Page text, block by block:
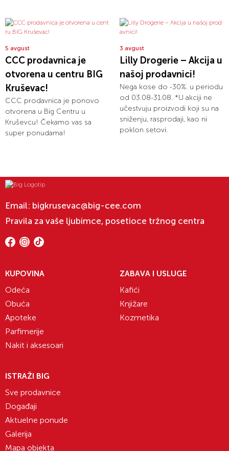
5 avgust
CCC prodavnica je
otvorena u centru BIG
Kruševac!
CCC prodavnica je ponovo
otvorena u Big Centru u
Kruševcu! Čekamo vas sa
super ponudama!
3 avgust
Lilly Drogerie – Akcija u
našoj prodavnici!
Nega kose do -30%. u periodu
od 03.08-31.08. *U akciji ne
učestvuju proizvodi koji su na
sniženju, rasprodaji, kao ni
poklon setovi.
Email: bigkrusevac@big-cee.com
Pravila za vaše ljubimce, posetioce tržnog centra
KUPOVINA
Odeća
Obuća
Apoteke
Parfimerije
Nakit i aksesoari
ZABAVA I USLUGE
Kafići
Knjižare
Kozmetika
ISTRAŽI BIG
Sve prodavnice
Događaji
Aktuelne ponude
Galerija
Mapa objekta